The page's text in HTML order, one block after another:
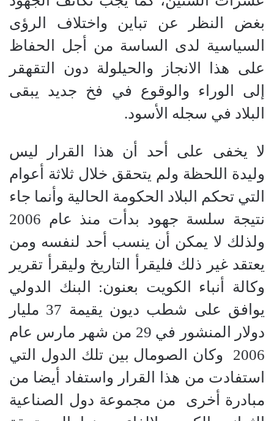
بغض النظر عن تباين واختلاف الرؤى
السياسية لدى الساسة من أجل الحفاظ
على هذا الانجاز والحيلولة دون التقهقر
إلى الوراء والوقوع في فخ جديد يبقى
البلاد في سجله الأسود.
لا يخفى على أحد أن هذا القرار ليس
وليدة اللحظة ولم يتحقق خلال ثلاثة أعوام
التي تحكم البلاد الحكومة الحالية وأنما جاء
نتيجة سلسة جهود بدأت منذ عام 2006
ولذلك لا يمكن أن ينسب أحد لنفسه ومن
يعتقد غير ذلك فليقرأ التاريخ وليقرأ تقرير
وكالة أنباء الكويت بعنون: البنك الدولي
يوافق على شطب ديون يقيمة 37 مليار
دولار المنشور في 29 من شهر مارس عام
2006 وكان الصومال بين تلك الدول التي
استفادت من هذا القرار واستفاد أيضا من
مبادرة أخرى من مجموعة دول الصناعية